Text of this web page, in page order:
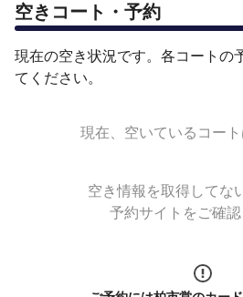
空きコート・予約
現在の空き状況です。各コートの
てください。
現在、空いているコー
空き情報を取得してな
予約サイトをご確